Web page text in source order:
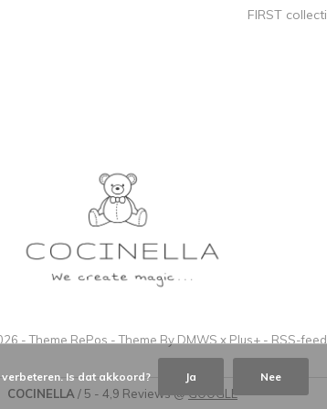
FIRST
- Theme RePos - Theme By DMWS x Plus+ - RSS-feed
COCINELLA / 5 - 4,9 Reviews @GOOGLE
Is dat akkoord? Ja Nee